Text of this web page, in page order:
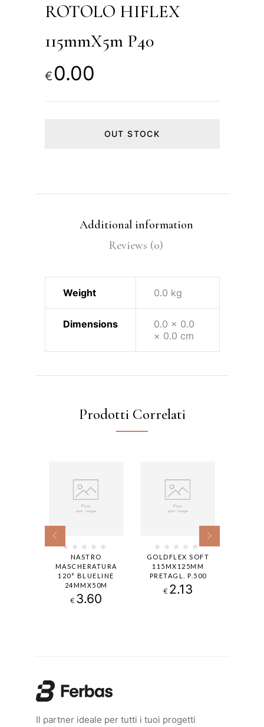
ROTOLO HIFLEX
115mmX5m P40
€ 0.00
OUT STOCK
Additional information
Reviews (0)
Weight 0.0 kg
Dimensions
0.0 × 0.0
× 0.0 cm
Prodotti Correlati
NASTRO
MASCHERATURA
120° BLUELINE
24MMX50M
€ 3.60
GOLDFLEX SOFT
115MX125MM
PRETAGL. P.500
€ 2.13
Il partner ideale per tutti i tuoi progetti